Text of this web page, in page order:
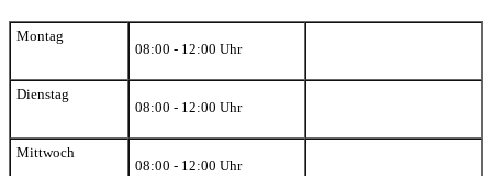
Montag
08:00 - 12:00 Uhr
Dienstag
08:00 - 12:00 Uhr
Mittwoch
08:00 - 12:00 Uhr